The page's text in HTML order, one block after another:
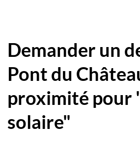
Demander un
Pont du
proximité pour
solaire"